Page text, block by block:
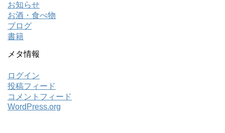
お知らせ
お酒・食べ物
ブログ
書籍
メタ情報
ログイン
投稿フィード
コメントフィード
WordPress.org